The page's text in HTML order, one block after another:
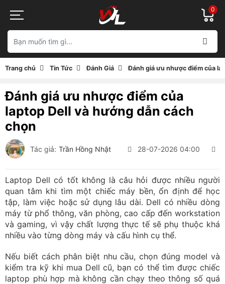
0
Trang chủ Tin Tức Đánh Giá Đánh giá ưu nhược điểm của
Đánh giá ưu nhược điểm của
laptop Dell và hướng dẫn cách
chọn
Tác giả: Trần Hồng Nhật 28-07-2026 04:00
Laptop Dell có tốt không là câu hỏi được nhiều người
quan tâm khi tìm một chiếc máy bền, ổn định để học
tập, làm việc hoặc sử dụng lâu dài. Dell có nhiều dòng
máy từ phổ thông, văn phòng, cao cấp đến workstation
và gaming, vì vậy chất lượng thực tế sẽ phụ thuộc khá
nhiều vào từng dòng máy và cấu hình cụ thể.
Nếu biết cách phân biệt nhu cầu, chọn đúng model và
kiểm tra kỹ khi mua Dell cũ, bạn có thể tìm được chiếc
laptop phù hợp mà không cần chạy theo thông số quá